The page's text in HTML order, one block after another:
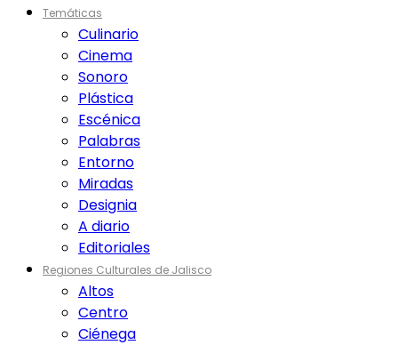
Temáticas
Culinario
Cinema
Sonoro
Plástica
Escénica
Palabras
Entorno
Miradas
Designia
A diario
Editoriales
Regiones Culturales de Jalisco
Altos
Centro
Ciénega